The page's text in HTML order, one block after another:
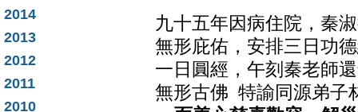
2014
2013
2012
2011
2010
九十五年因病住院，秦
無形庇佑，安排三日功
一日圓經，午刻秦老師
無形古佛 特諭同源弟子